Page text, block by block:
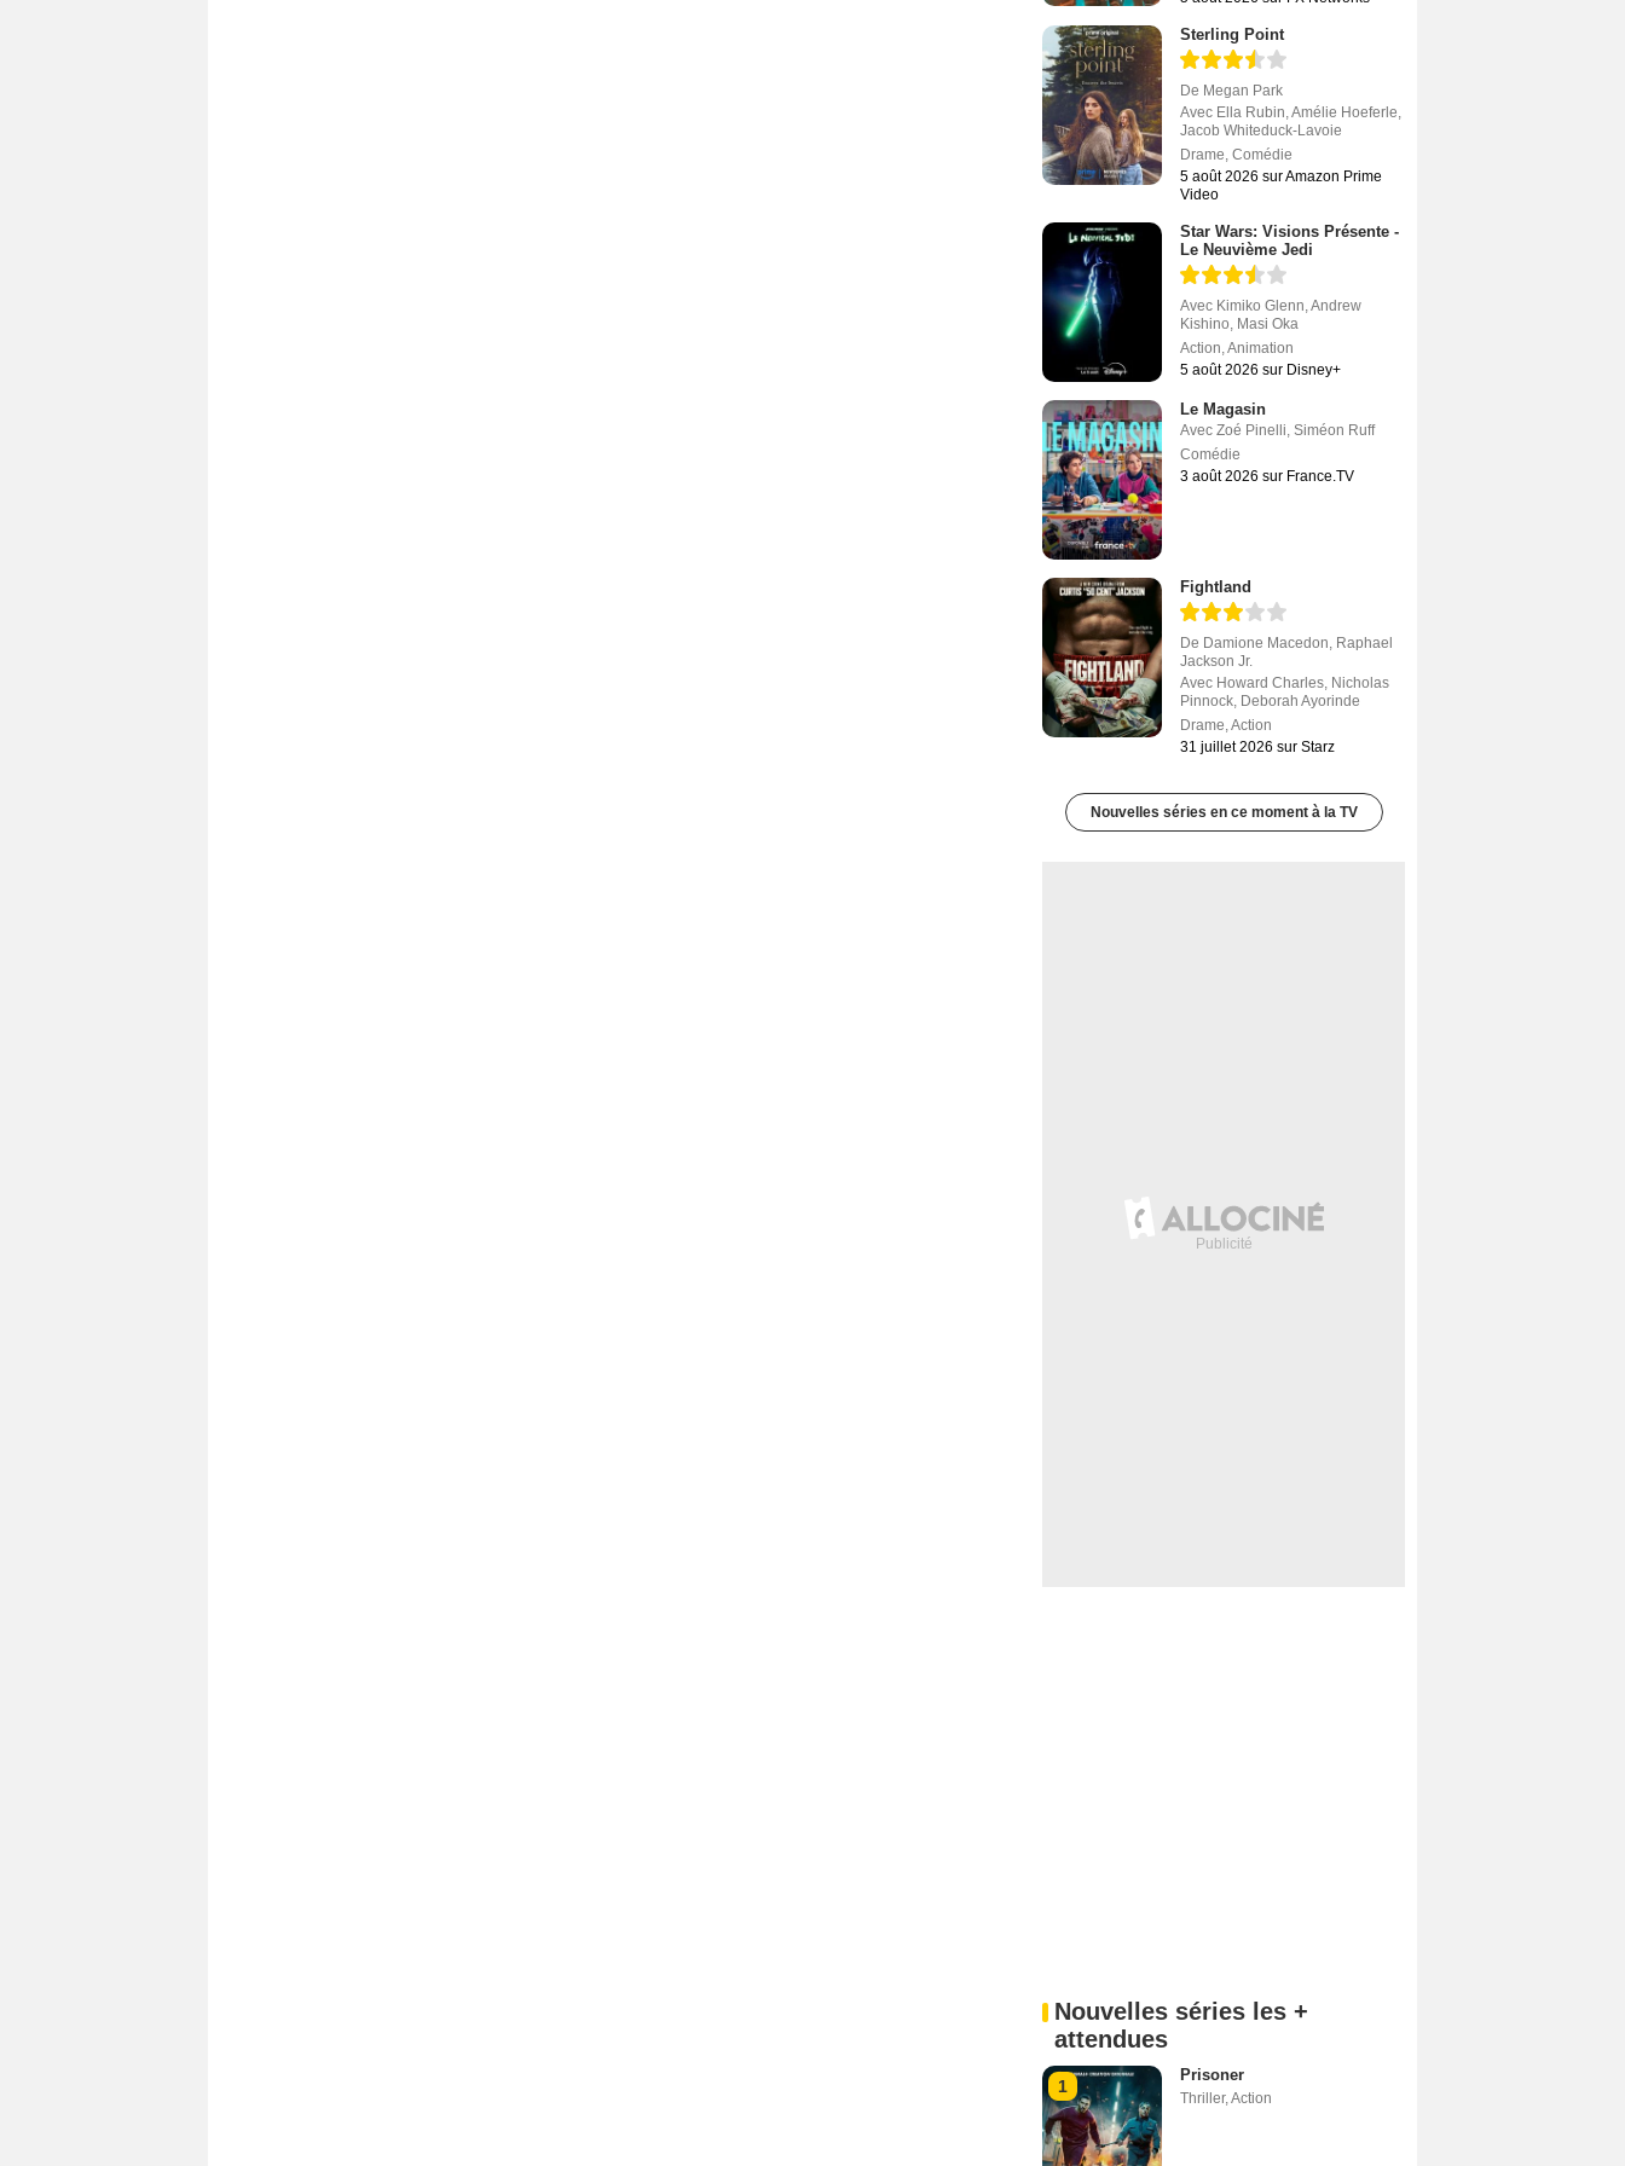
Sterling Point
De Megan Park
Avec Ella Rubin,Amélie Hoeferle,
Jacob Whiteduck-Lavoie
Drame, Comédie
5 août 2026 sur Amazon Prime
Video
Star Wars: Visions Présente -
Le Neuvième Jedi
Avec Kimiko Glenn,Andrew
Kishino, Masi Oka
Action,Animation
5 août 2026 sur Disney+
Le Magasin
Avec Zoé Pinelli, Siméon Ruff
Comédie
3 août 2026 sur France.TV
Fightland
De Damione Macedon, Raphael
Jackson Jr.
Avec Howard Charles, Nicholas
Pinnock, Deborah Ayorinde
Drame,Action
31 juillet 2026 sur Starz
Nouvelles séries en ce moment à la TV
Nouvelles séries les +
attendues
1
Prisoner
Thriller,Action